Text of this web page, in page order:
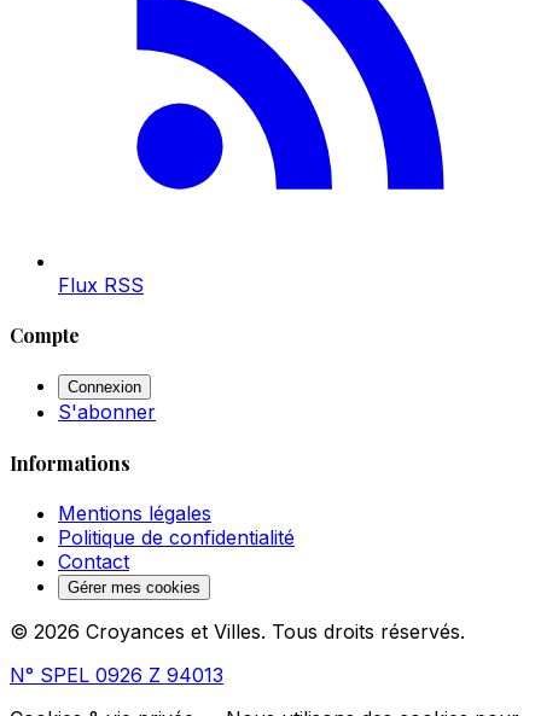
Flux RSS
Compte
Connexion
S'abonner
Informations
Mentions légales
Politique de confidentialité
Contact
Gérer mes cookies
© 2026 Croyances et Villes. Tous droits réservés.
N° SPEL 0926 Z 94013